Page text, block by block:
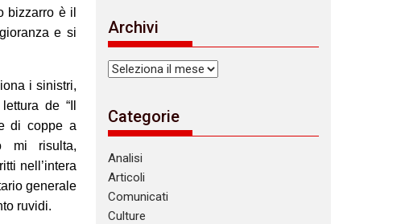
bizzarro è il
e si
i sinistri,
de “Il
di coppe a
mi risulta,
nell’intera
generale
ruvidi.
Archivi
Archivi
Categorie
Analisi
Articoli
Comunicati
Culture